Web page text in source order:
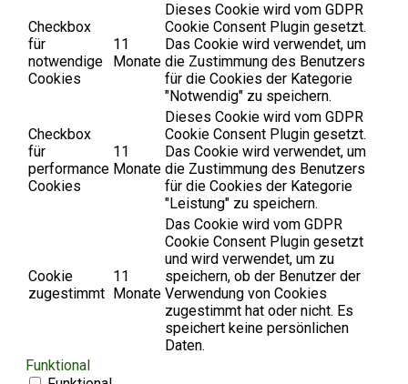
Checkbox
für
notwendige
Cookies
11
Monate
Dieses Cookie wird vom GDPR
Cookie Consent Plugin gesetzt.
Das Cookie wird verwendet, um
die Zustimmung des Benutzers
für die Cookies der Kategorie
"Notwendig" zu speichern.
Checkbox
für
performance
Cookies
11
Monate
Dieses Cookie wird vom GDPR
Cookie Consent Plugin gesetzt.
Das Cookie wird verwendet, um
die Zustimmung des Benutzers
für die Cookies der Kategorie
"Leistung" zu speichern.
Cookie
zugestimmt
11
Monate
Das Cookie wird vom GDPR
Cookie Consent Plugin gesetzt
und wird verwendet, um zu
speichern, ob der Benutzer der
Verwendung von Cookies
zugestimmt hat oder nicht. Es
speichert keine persönlichen
Daten.
Funktional